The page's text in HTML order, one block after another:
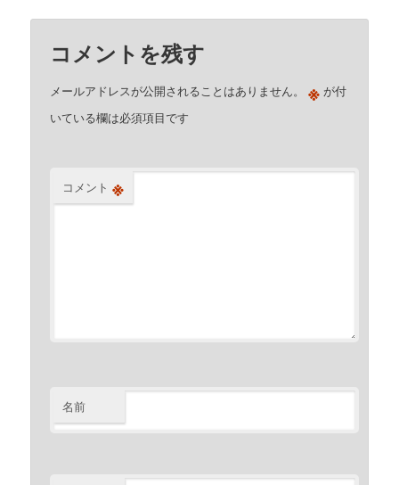
コメントを残す
メールアドレスが公開されることはありません。 ※ が付
いている欄は必須項目です
コメント ※
名前